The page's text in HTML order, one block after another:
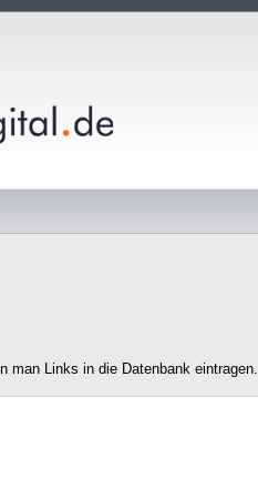
man Links in die Datenbank eintragen.